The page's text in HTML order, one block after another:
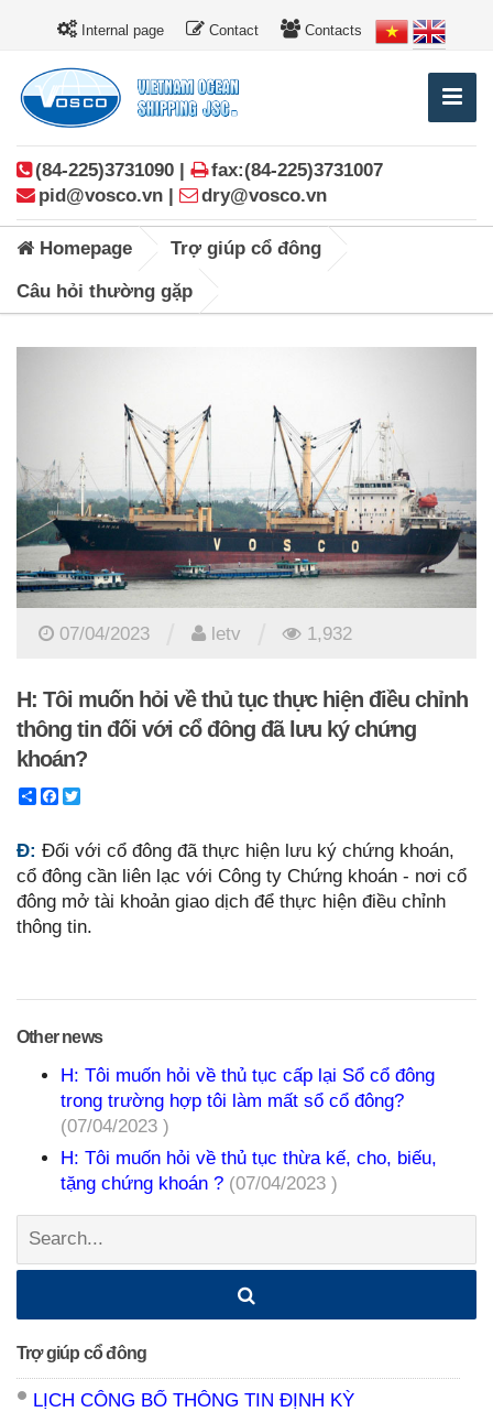
Internal page Contact Contacts
(84-225)3731090 |
fax:(84-225)3731007
pid@vosco.vn |
dry@vosco.vn
Homepage Trợ giúp cổ đông
Câu hỏi thường gặp
07/04/2023 letv 1,932
H: Tôi muốn hỏi về thủ tục thực hiện điều chỉnh
thông tin đối với cổ đông đã lưu ký chứng
khoán?
ShareFacebook
Đ: Đối với cổ đông đã thực hiện lưu ký chứng khoán,
cổ đông cần liên lạc với Công ty Chứng khoán - nơi cổ
đông mở tài khoản giao dịch để thực hiện điều chỉnh
thông tin.
Other news
H: Tôi muốn hỏi về thủ tục cấp lại Sổ cổ đông
trong trường hợp tôi làm mất sổ cổ đông?
(07/04/2023 )
H: Tôi muốn hỏi về thủ tục thừa kế, cho, biếu,
tặng chứng khoán ? (07/04/2023 )
Search:
Trợ giúp cổ đông
LỊCH CÔNG BỐ THÔNG TIN ĐỊNH KỲ